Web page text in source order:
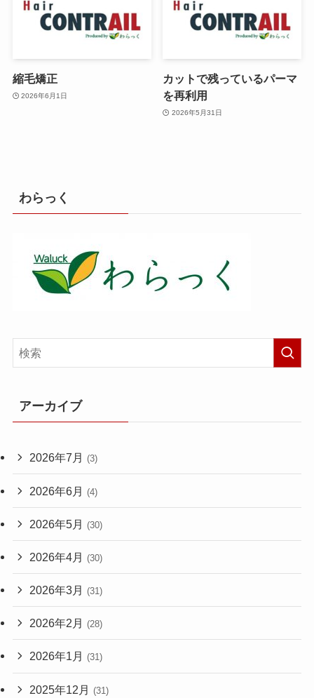
縮毛矯正
2026年6月1日
カットで残っているパーマ
を再利用
2026年5月31日
わらっく
アーカイブ
2026年7月 (3)
2026年6月 (4)
2026年5月 (30)
2026年4月 (30)
2026年3月 (31)
2026年2月 (28)
2026年1月 (31)
2025年12月 (31)